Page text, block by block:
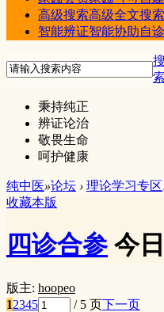
高级搜索高级全文搜索
智能辨证智能协助自诊
搜
索
秉持纯正
辨证论治
敬畏生命
呵护健康
纯中医»论坛 › 理论学习专区
收藏本版
四诊合参 今
版主: hoopeo
12345 / 5 页下一页